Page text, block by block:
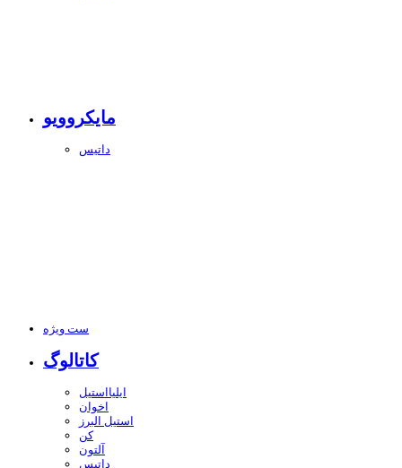
مایکروویو
داتیس
ست ویژه
کاتالوگ
ایلیااستیل
اخوان
استیل البرز
کن
آلتون
داتیس